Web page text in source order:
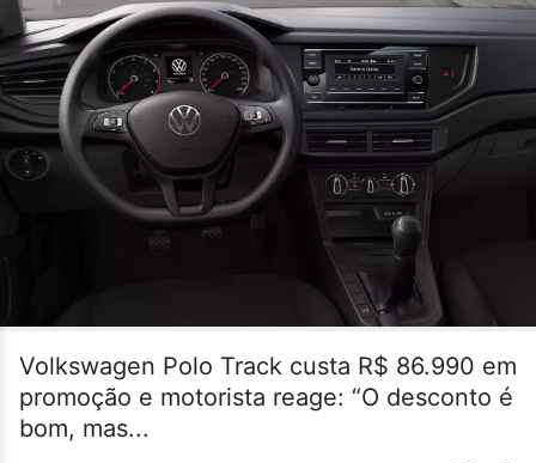
Volkswagen Polo Track custa R$ 86.990 em
promoção e motorista reage: “O desconto é
bom, mas...